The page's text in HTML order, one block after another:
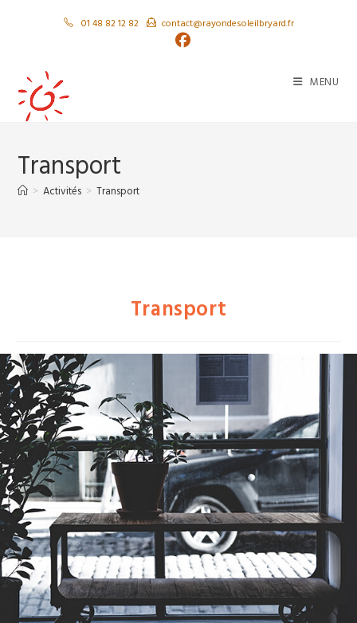
01 48 82 12 82 contact@rayondesoleilbryard.fr
MENU
Transport
> Activités > Transport
Transport